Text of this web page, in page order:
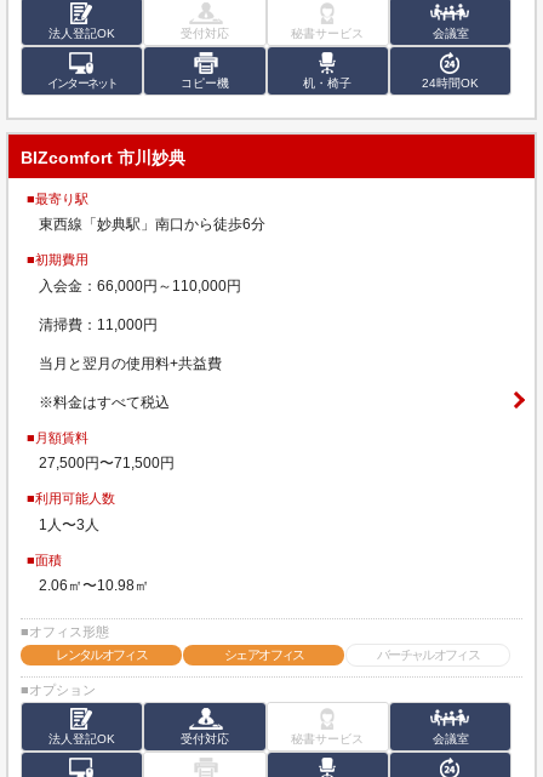
法人登記OK 受付対応 秘書サービス 会議室
インターネット コピー機 机・椅子 24時間OK
BIZcomfort 市川妙典
■最寄り駅
東西線「妙典駅」南口から徒歩6分
■初期費用
入会金：66,000円～110,000円
清掃費：11,000円
当月と翌月の使用料+共益費
※料金はすべて税込
■月額賃料
27,500円〜71,500円
■利用可能人数
1人〜3人
■面積
2.06㎡〜10.98㎡
■オフィス形態
レンタルオフィス
シェアオフィス バーチャルオフィス
■オプション
法人登記OK 受付対応 秘書サービス 会議室